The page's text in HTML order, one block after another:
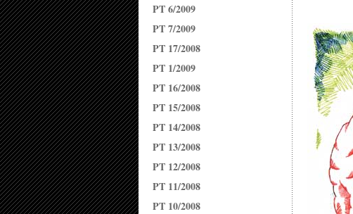
PT 6/2009
PT 7/2009
PT 17/2008
PT 1/2009
PT 16/2008
PT 15/2008
PT 14/2008
PT 13/2008
PT 12/2008
PT 11/2008
PT 10/2008